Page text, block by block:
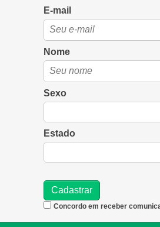
E-mail
Nome
Sexo
Estado
Concordo em receber